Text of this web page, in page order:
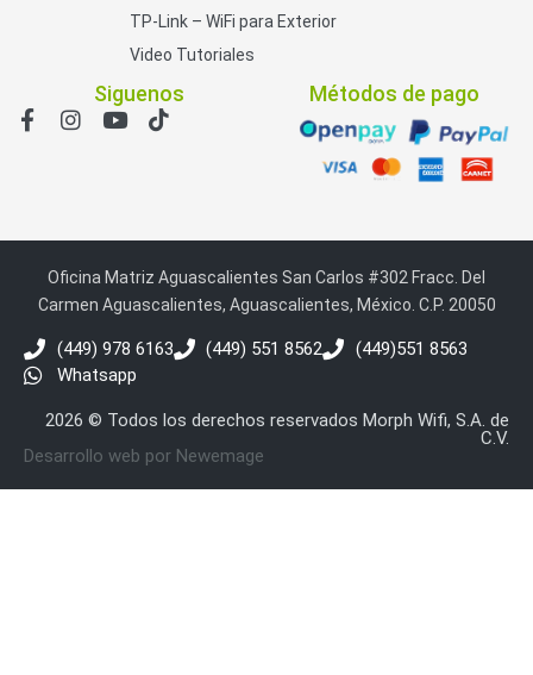
TP-Link – WiFi para Exterior
Video Tutoriales
Siguenos Métodos de pago
Oficina Matriz Aguascalientes San Carlos #302 Fracc. Del
Carmen Aguascalientes, Aguascalientes, México. C.P. 20050
(449) 978 6163 (449) 551 8562
(449)551 8563
Whatsapp
2026 © Todos los derechos reservados Morph Wifi, S.A. de
C.V.
Desarrollo web por Newemage